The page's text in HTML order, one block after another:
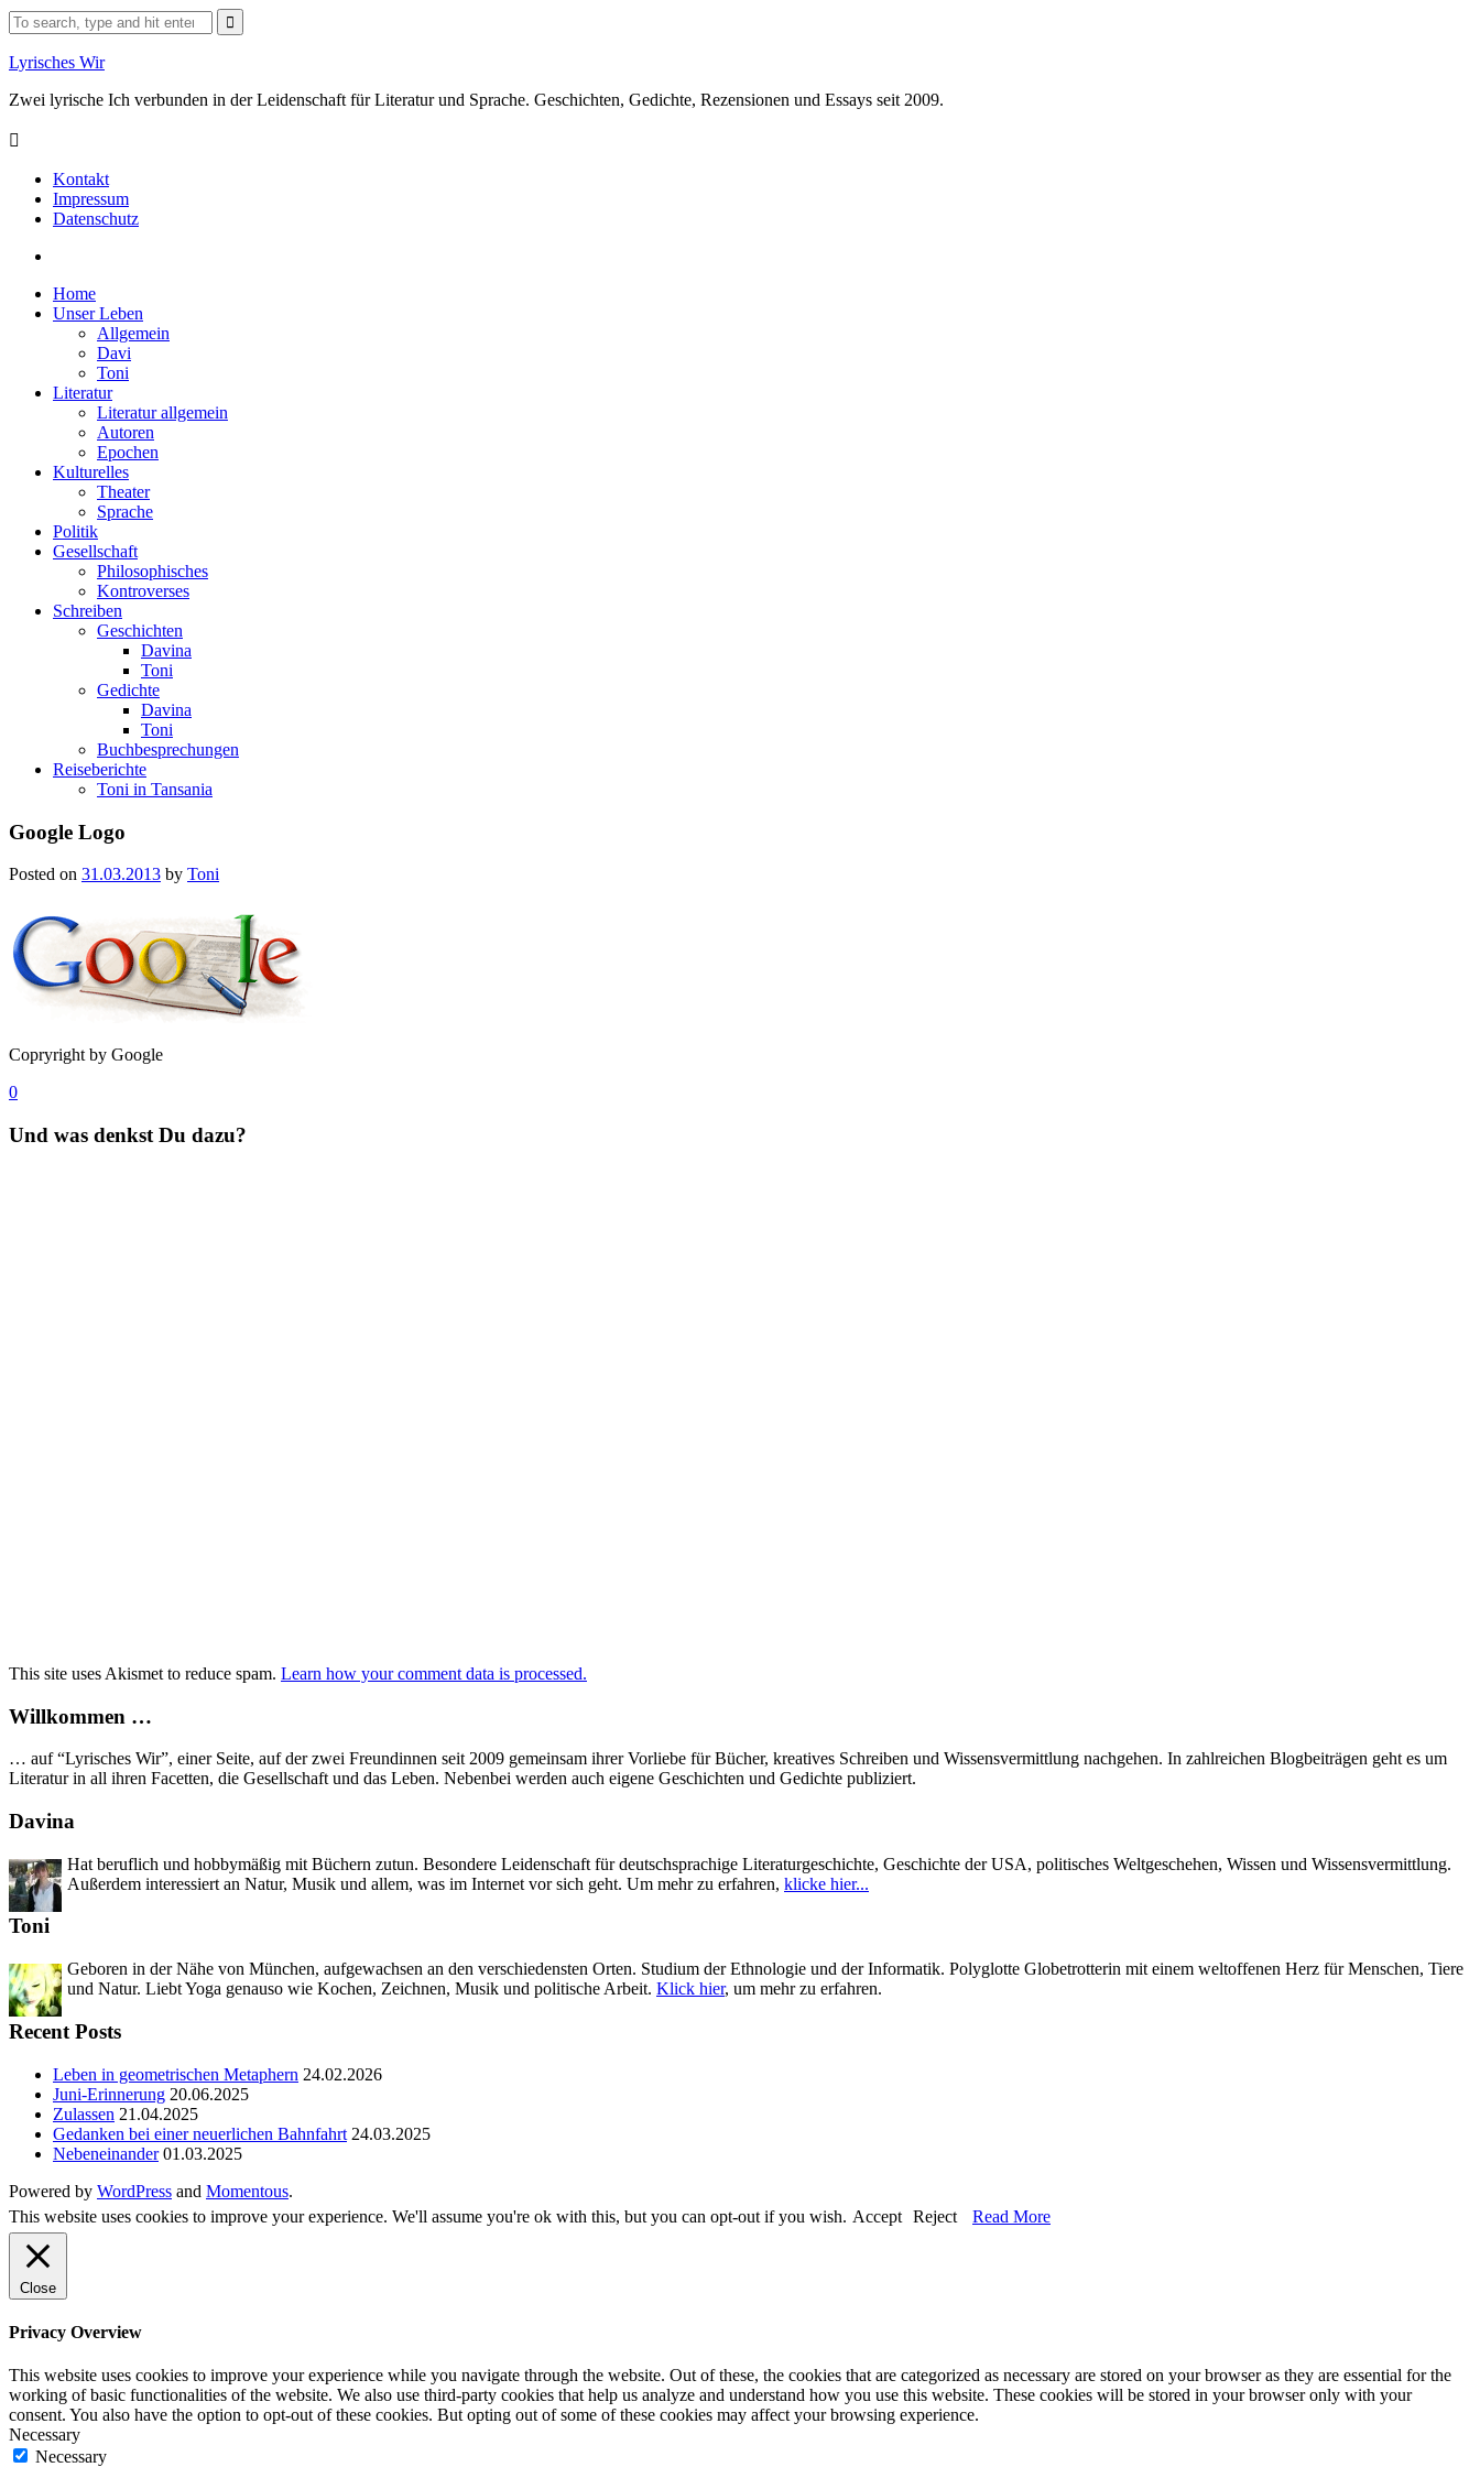
Skip
to
content
Search
for:
Lyrisches Wir
Zwei lyrische Ich verbunden in der Leidenschaft für Literatur und Sprache. Geschichten, Gedichte, Rezensionen und Essays seit 2009.
Kontakt
Impressum
Datenschutz
Home
Unser Leben
Allgemein
Davi
Toni
Literatur
Literatur allgemein
Autoren
Epochen
Kulturelles
Theater
Sprache
Politik
Gesellschaft
Philosophisches
Kontroverses
Schreiben
Geschichten
Davina
Toni
Gedichte
Davina
Toni
Buchbesprechungen
Reiseberichte
Toni in Tansania
Google Logo
Posted on 31.03.2013 by Toni
Copryright by Google
0
Und was denkst Du dazu?
This site uses Akismet to reduce spam. Learn how your comment data is processed.
Willkommen …
… auf “Lyrisches Wir”, einer Seite, auf der zwei Freundinnen seit 2009 gemeinsam ihrer Vorliebe für Bücher, kreatives Schreiben und Wissensvermittlung nachgehen. In zahlreichen Blogbeiträgen geht es um
Literatur in all ihren Facetten, die Gesellschaft und das Leben. Nebenbei werden auch eigene Geschichten und Gedichte publiziert.
Davina
Hat beruflich und hobbymäßig mit Büchern zutun. Besondere Leidenschaft für deutschsprachige Literaturgeschichte, Geschichte der USA, politisches Weltgeschehen, Wissen und Wissensvermittlung.
Außerdem interessiert an Natur, Musik und allem, was im Internet vor sich geht. Um mehr zu erfahren, klicke hier...
Toni
Geboren in der Nähe von München, aufgewachsen an den verschiedensten Orten. Studium der Ethnologie und der Informatik. Polyglotte Globetrotterin mit einem weltoffenen Herz für Menschen, Tiere
und Natur. Liebt Yoga genauso wie Kochen, Zeichnen, Musik und politische Arbeit. Klick hier, um mehr zu erfahren.
Recent Posts
Leben in geometrischen Metaphern 24.02.2026
Juni-Erinnerung 20.06.2025
Zulassen 21.04.2025
Gedanken bei einer neuerlichen Bahnfahrt 24.03.2025
Nebeneinander 01.03.2025
Powered by WordPress and Momentous.
This website uses cookies to improve your experience. We'll assume you're ok with this, but you can opt-out if you wish. Accept Reject Read More
Close
Privacy Overview
This website uses cookies to improve your experience while you navigate through the website. Out of these, the cookies that are categorized as necessary are stored on your browser as they are essential for the
working of basic functionalities of the website. We also use third-party cookies that help us analyze and understand how you use this website. These cookies will be stored in your browser only with your
consent. You also have the option to opt-out of these cookies. But opting out of some of these cookies may affect your browsing experience.
Necessary
Necessary